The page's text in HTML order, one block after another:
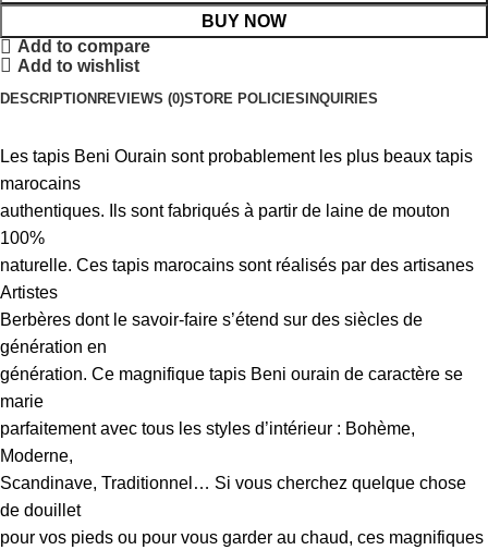
BUY NOW
Add to compare
Add to wishlist
DESCRIPTIONREVIEWS (0)STORE POLICIESINQUIRIES
Les tapis Beni Ourain sont probablement les plus beaux tapis
marocains
authentiques. Ils sont fabriqués à partir de laine de mouton
100%
naturelle. Ces tapis marocains sont réalisés par des artisanes
Artistes
Berbères dont le savoir-faire s’étend sur des siècles de
génération en
génération. Ce magnifique tapis Beni ourain de caractère se
marie
parfaitement avec tous les styles d’intérieur : Bohème,
Moderne,
Scandinave, Traditionnel… Si vous cherchez quelque chose
de douillet
pour vos pieds ou pour vous garder au chaud, ces magnifiques